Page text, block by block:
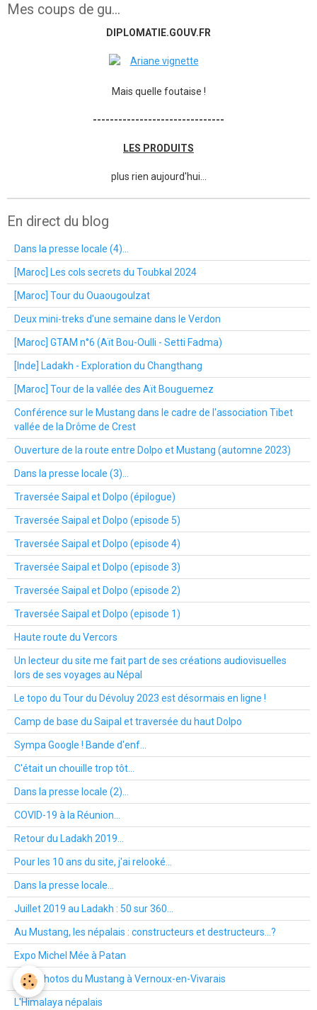
Mes coups de gu...
DIPLOMATIE.GOUV.FR
Mais quelle foutaise !
-------------------------------
LES PRODUITS
plus rien aujourd'hui...
En direct du blog
Dans la presse locale (4)...
[Maroc] Les cols secrets du Toubkal 2024
[Maroc] Tour du Ouaougoulzat
Deux mini-treks d'une semaine dans le Verdon
[Maroc] GTAM n°6 (Aït Bou-Oulli - Setti Fadma)
[Inde] Ladakh - Exploration du Changthang
[Maroc] Tour de la vallée des Aït Bouguemez
Conférence sur le Mustang dans le cadre de l'association Tibet
vallée de la Drôme de Crest
Ouverture de la route entre Dolpo et Mustang (automne 2023)
Dans la presse locale (3)...
Traversée Saipal et Dolpo (épilogue)
Traversée Saipal et Dolpo (episode 5)
Traversée Saipal et Dolpo (episode 4)
Traversée Saipal et Dolpo (episode 3)
Traversée Saipal et Dolpo (episode 2)
Traversée Saipal et Dolpo (episode 1)
Haute route du Vercors
Un lecteur du site me fait part de ses créations audiovisuelles
lors de ses voyages au Népal
Le topo du Tour du Dévoluy 2023 est désormais en ligne !
Camp de base du Saipal et traversée du haut Dolpo
Sympa Google ! Bande d'enf...
C'était un chouille trop tôt...
Dans la presse locale (2)...
COVID-19 à la Réunion...
Retour du Ladakh 2019...
Pour les 10 ans du site, j'ai relooké...
Dans la presse locale...
Juillet 2019 au Ladakh : 50 sur 360...
Au Mustang, les népalais : constructeurs et destructeurs...?
Expo Michel Mée à Patan
Expo photos du Mustang à Vernoux-en-Vivarais
L'Himalaya népalais